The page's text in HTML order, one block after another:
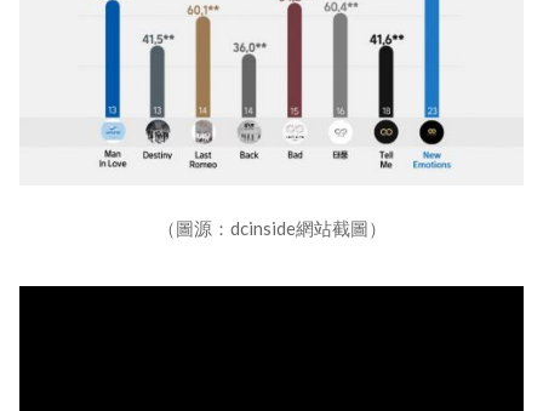
（圖源：dcinside網站截圖）